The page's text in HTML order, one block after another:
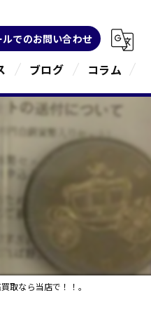
ルでのお問い合わせ
ブログ コラム
取なら当店で！！。